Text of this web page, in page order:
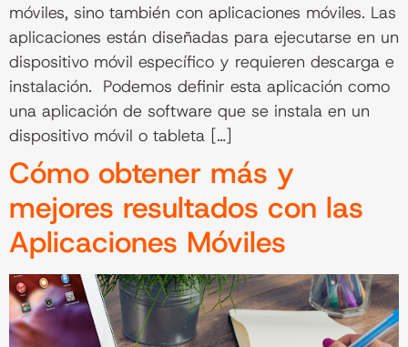
móviles, sino también con aplicaciones móviles. Las
aplicaciones están diseñadas para ejecutarse en un
dispositivo móvil específico y requieren descarga e
instalación. Podemos definir esta aplicación como
una aplicación de software que se instala en un
dispositivo móvil o tableta […]
Cómo obtener más y
mejores resultados con las
Aplicaciones Móviles